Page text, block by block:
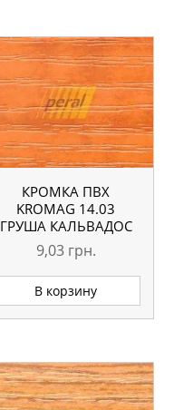
КРОМКА ПВХ
KROMAG 14.03
ГРУША КАЛЬВАДОС
22×0,6 ММ
9,03 грн.
В корзину